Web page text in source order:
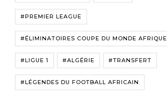
#PREMIER LEAGUE
#ÉLIMINATOIRES COUPE DU MONDE AFRIQUE
#LIGUE 1 #ALGÉRIE #TRANSFERT
#LÉGENDES DU FOOTBALL AFRICAIN